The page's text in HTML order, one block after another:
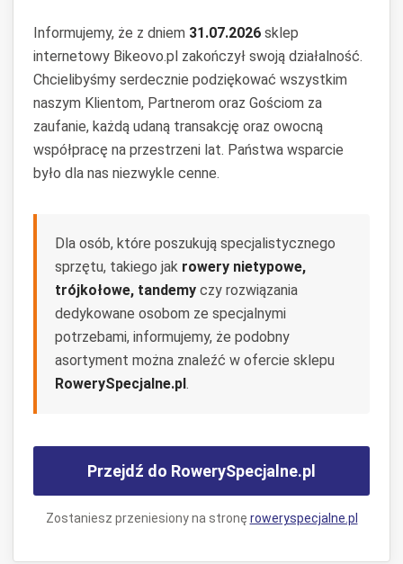
Informujemy, że z dniem 31.07.2026 sklep
internetowy Bikeovo.pl zakończył swoją działalność.
Chcielibyśmy serdecznie podziękować wszystkim
naszym Klientom, Partnerom oraz Gościom za
zaufanie, każdą udaną transakcję oraz owocną
współpracę na przestrzeni lat. Państwa wsparcie
było dla nas niezwykle cenne.
Dla osób, które poszukują specjalistycznego
sprzętu, takiego jak rowery nietypowe,
trójkołowe, tandemy czy rozwiązania
dedykowane osobom ze specjalnymi
potrzebami, informujemy, że podobny
asortyment można znaleźć w ofercie sklepu
RowerySpecjalne.pl.
Przejdź do RowerySpecjalne.pl
Zostaniesz przeniesiony na stronę roweryspecjalne.pl